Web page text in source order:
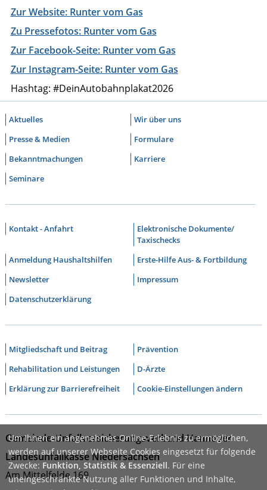
Zur Website: Runter vom Gas
Zu Pressefotos: Runter vom Gas
Zur Facebook-Seite: Runter vom Gas
Zur Instagram-Seite: Runter vom Gas
Hashtag: #DeinAutobahnplakat2026
Aktuelles
Wir über uns
Presse & Medien
Formulare
Bekanntmachungen
Karriere
Seminare
Kontakt - Anfahrt
Elektronische Dokumente/
Taxischecks
Anmeldung Haushaltshilfen
Erste-Hilfe Aus- & Fortbildung
Newsletter
Impressum
Datenschutzerklärung
Mitgliedschaft und Beitrag
Prävention
Rehabilitation und Leistungen
D-Ärzte
Erklärung zur Barrierefreiheit
Cookie-Einstellungen ändern
Gemeinde-Unfallversicherungsverband Hannover
Landesunfallkasse Niedersachsen
Am Mittelfelde 169
Um Ihnen ein angenehmes Online-Erlebnis zu ermöglichen,
werden auf unserer Webseite Cookies eingesetzt für folgende
Zwecke: Funktion, Statistik & Essenziell. Für eine
uneingeschränkte Nutzung aller Funktionen und Inhalte,